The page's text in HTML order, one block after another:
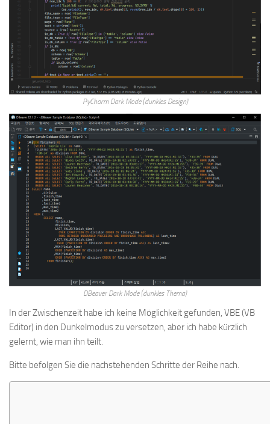
PyCharm Dark Mode (dunkles Design)
DBeaver Dark Mode (dunkles Thema)
In der Zwischenzeit habe ich keine Möglichkeit gefunden, VBE (VB
Editor) in den Dunkelmodus zu versetzen, aber ich habe kürzlich
gelernt, wie man ihn teilt.
Bitte befolgen Sie die nachstehenden Schritte der Reihe nach.